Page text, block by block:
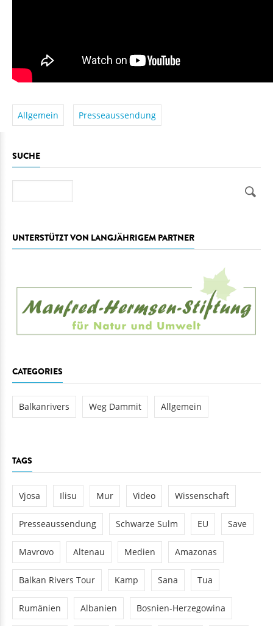
Allgemein Presseaussendung
SUCHE
UNTERSTÜTZT VON LANGJÄHRIGEM PARTNER
CATEGORIES
Balkanrivers Weg Dammit Allgemein
TAGS
Vjosa Ilisu Mur Video Wissenschaft
Presseaussendung Schwarze Sulm EU Save
Mavrovo Altenau Medien Amazonas
Balkan Rivers Tour Kamp Sana Tua
Rumänien Albanien Bosnien-Herzegowina